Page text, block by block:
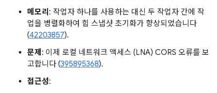
메모리 : 작업자 하나를 사용하는 대신 두 작업자 간에 작
업을 병렬화하여 힙 스냅샷 초기화가 향상되었습니다
(42203857).
문제 : 이제 로컬 네트워크 액세스 (LNA) CORS 오류를 보
고합니다 (395895368).
접근성: